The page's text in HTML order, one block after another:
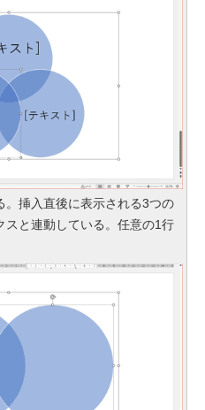
。挿入直後に表示される3つの
スと連動している。任意の1行